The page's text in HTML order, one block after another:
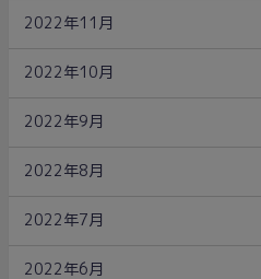
2022年11月
2022年10月
2022年9月
2022年8月
2022年7月
2022年6月